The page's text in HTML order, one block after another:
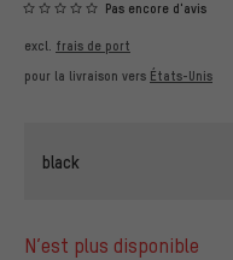
Pas encore d'avis
excl. frais de port
pour la livraison vers États-Unis
black
n’est plus disponible